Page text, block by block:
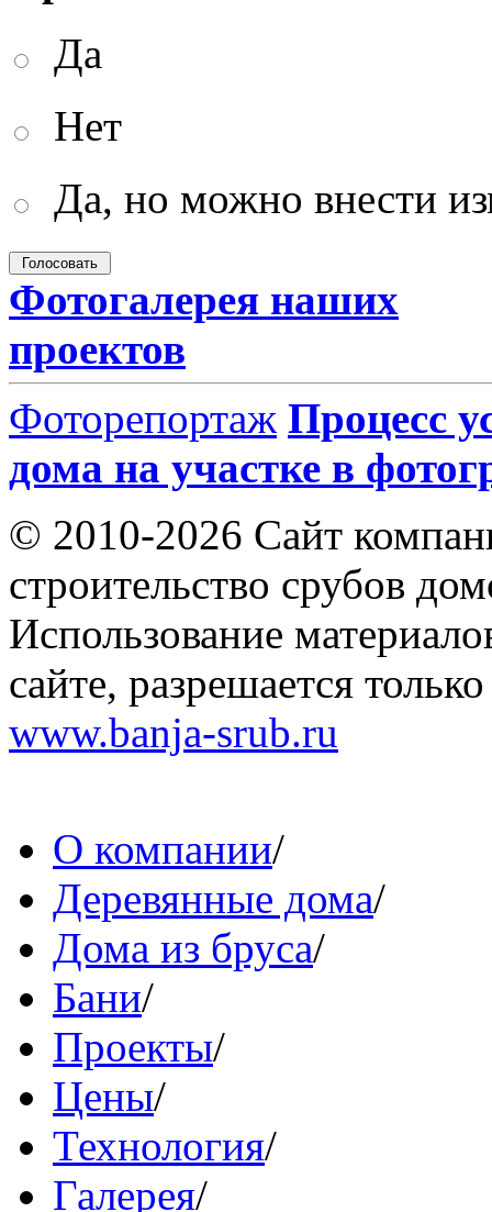
Да
Нет
Да, но можно внести
Фотогалерея наших
проектов
Фоторепортаж Процесс
дома на участке в
© 2010-2026 Сайт
строительство срубов
Использование
сайте, разрешается
www.banja-srub.ru
О компании/
Деревянные дома/
Дома из бруса/
Бани/
Проекты/
Цены/
Технология/
Галерея/